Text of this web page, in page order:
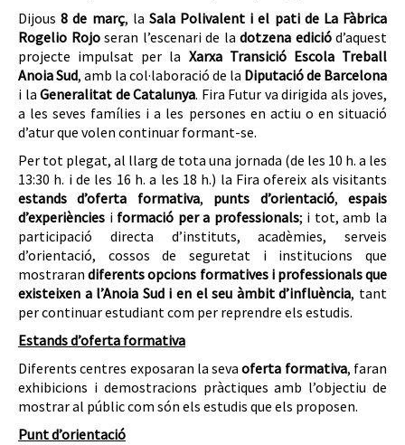
Dijous8 de març, la Sala Polivalent i el pati de La Fàbrica
Rogelio Rojoseran l’escenari de la dotzena ediciód’aquest
projecte impulsat per la Xarxa Transició Escola Treball
Anoia Sud, amb la col·laboració de la Diputació de Barcelona
i la Generalitat de Catalunya. Fira Futur va dirigida als joves,
a les seves famílies i a les persones en actiu o en situació
d’atur que volen continuar formant-se.
Per tot plegat, al llarg de tota una jornada (de les 10 h. a les
13:30 h. i de les 16 h. a les 18 h.) la Fira ofereix als visitants
estands d’oferta formativa, punts d’orientació,espais
d’experiències i formació per a professionals; i tot, amb la
participació directa d’instituts, acadèmies, serveis
d’orientació, cossos de seguretat i institucions que
mostrarandiferents opcions formatives i professionals que
existeixen a l’Anoia Sud i en el seu àmbit d’influència, tant
per continuar estudiant com per reprendre els estudis.
Estands d’oferta formativa
Diferents centres exposaran la sevaoferta formativa, faran
exhibicions i demostracions pràctiques amb l’objectiu de
mostrar al públic com són els estudis que els proposen.
Punt d’orientació